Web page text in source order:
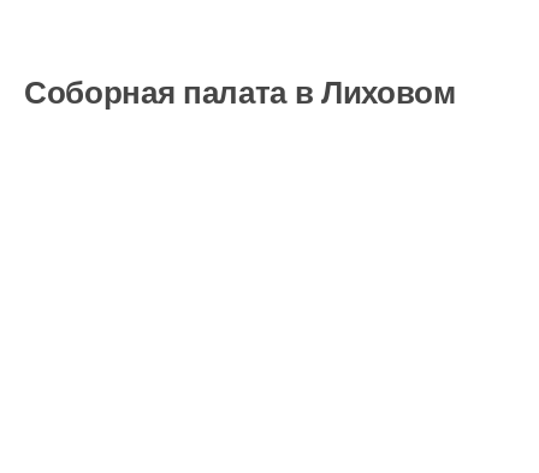
Соборная палата в Лиховом